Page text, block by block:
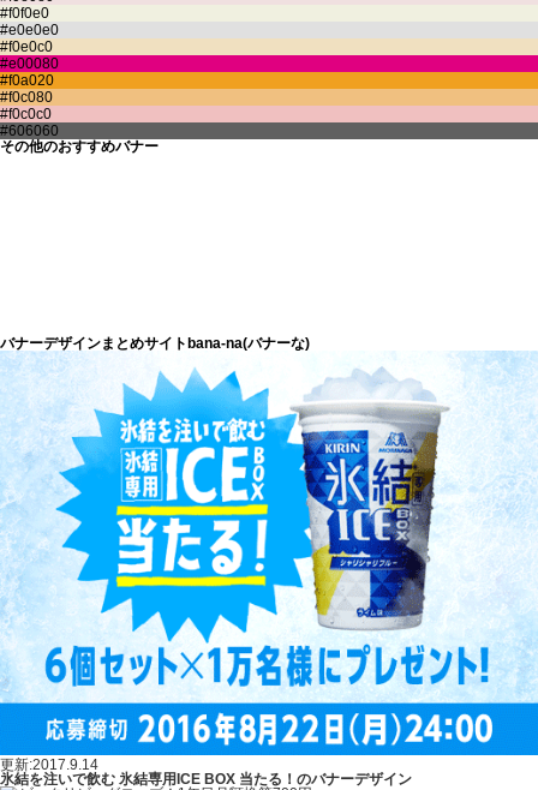
その他のおすすめバナー
バナーデザインまとめサイトbana-na(バナーな)
更新:2017.9.14
氷結を注いで飲む 氷結専用ICE BOX 当たる！のバナーデザイン